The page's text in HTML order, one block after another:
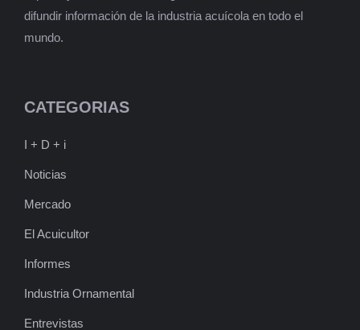
difundir información de la industria acuícola en todo el
mundo.
CATEGORIAS
I + D + i
Noticias
Mercado
El Acuicultor
Informes
Industria Ornamental
Entrevistas